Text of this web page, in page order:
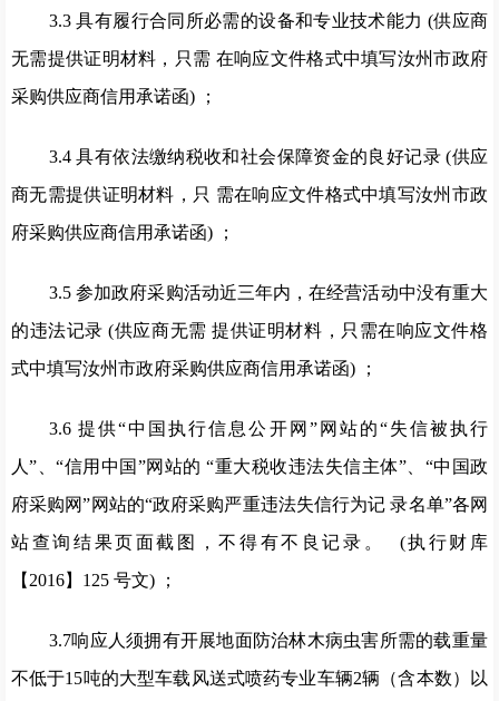
3.3 具有履行合同所必需的设备和专业技术能力 (供应商
无需提供证明材料，只需 在响应文件格式中填写汝州市政府
采购供应商信用承诺函) ；
3.4 具有依法缴纳税收和社会保障资金的良好记录 (供应
商无需提供证明材料，只 需在响应文件格式中填写汝州市政
府采购供应商信用承诺函) ；
3.5 参加政府采购活动近三年内，在经营活动中没有重大
的违法记录 (供应商无需 提供证明材料，只需在响应文件格
式中填写汝州市政府采购供应商信用承诺函) ；
3.6 提供“中国执行信息公开网”网站的“失信被执行
人”、“信用中国”网站的 “重大税收违法失信主体”、“中国政
府采购网”网站的“政府采购严重违法失信行为记 录名单”各网
站查询结果页面截图，不得有不良记录。 (执行财库
【2016】125 号文) ；
3.7响应人须拥有开展地面防治林木病虫害所需的载重量
不低于15吨的大型车载风送式喷药专业车辆2辆（含本数）以